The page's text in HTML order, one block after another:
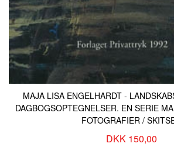
MAJA LISA ENGELHARDT -
DAGBOGSOPTEGNELSER. EN SERIE
FOTOGRAFIER /
DKK 150,00